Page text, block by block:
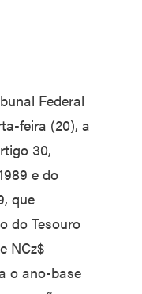
Federal
feira (20), a
30,
e do
que
do Tesouro
NCz$
o ano-base